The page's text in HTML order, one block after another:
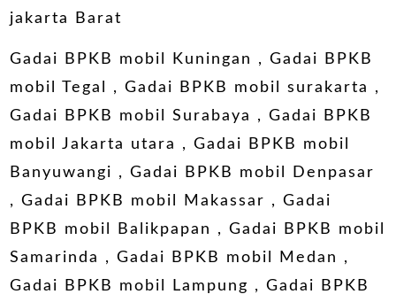
jakarta Barat
Gadai BPKB mobil Kuningan ,Gadai BPKB
mobil Tegal
, Gadai BPKB mobil surakarta ,
Gadai BPKB mobil Surabaya
,Gadai BPKB
mobil Jakarta utara
,Gadai BPKB mobil
Banyuwangi ,Gadai BPKB mobil Denpasar
,Gadai BPKB mobil Makassar ,Gadai
BPKB mobil Balikpapan
,Gadai BPKB mobil
Samarinda
,Gadai BPKB mobil Medan
,
Gadai BPKB mobil Lampung ,Gadai BPKB